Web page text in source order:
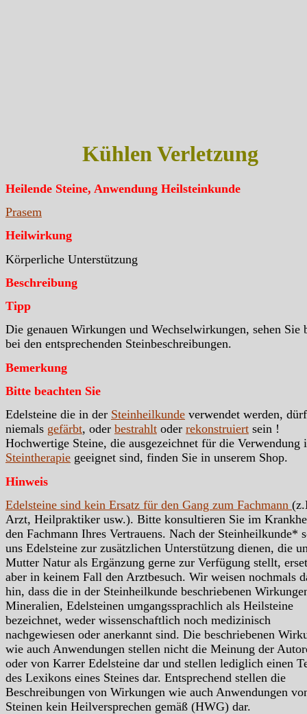
Kühlen Verletzung
Heilende Steine, Anwendung Heilsteinkunde
Prasem
Heilwirkung
Körperliche Unterstützung
Beschreibung
Tipp
Die genauen Wirkungen und Wechselwirkungen, sehen Sie
bei den entsprechenden Steinbeschreibungen.
Bemerkung
Bitte beachten Sie
Edelsteine die in der Steinheilkunde verwendet werden,
niemals gefärbt, oder bestrahlt oder rekonstruiert sein !
Hochwertige Steine, die ausgezeichnet für die Verwendung
Steintherapie geeignet sind, finden Sie in unserem Shop.
Hinweis
Edelsteine sind kein Ersatz für den Gang zum Fachmann
Arzt, Heilpraktiker usw.). Bitte konsultieren Sie im
den Fachmann Ihres Vertrauens. Nach der Steinheilkunde*
uns Edelsteine zur zusätzlichen Unterstützung dienen, die
Mutter Natur als Ergänzung gerne zur Verfügung stellt,
aber in keinem Fall den Arztbesuch. Wir weisen nochmals
hin, dass die in der Steinheilkunde beschriebenen
Mineralien, Edelsteinen umgangssprachlich als Heilsteine
bezeichnet, weder wissenschaftlich noch medizinisch
nachgewiesen oder anerkannt sind. Die beschriebenen
wie auch Anwendungen stellen nicht die Meinung der
oder von Karrer Edelsteine dar und stellen lediglich einen
des Lexikons eines Steines dar. Entsprechend stellen die
Beschreibungen von Wirkungen wie auch Anwendungen
Steinen kein Heilversprechen gemäß (HWG) dar.